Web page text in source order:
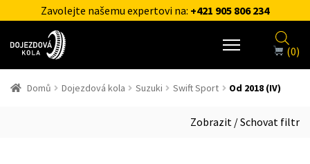
Zavolejte našemu expertovi na: +421 905 806 234
(0)
Domů Dojezdová kola Suzuki Swift Sport Od 2018 (IV)
Zobrazit / Schovat filtr